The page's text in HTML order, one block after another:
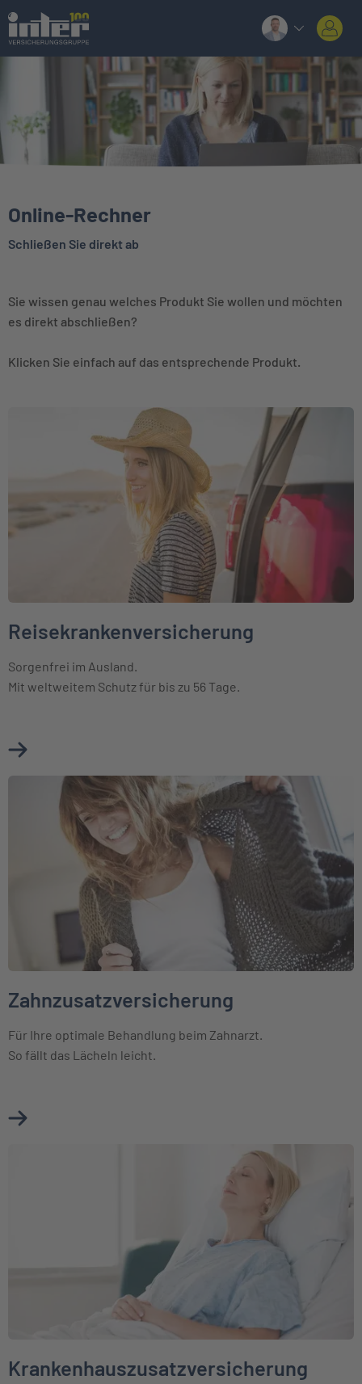
Online-Rechner
Schließen Sie direkt ab
Sie wissen genau welches Produkt Sie wollen und möchten
es direkt abschließen?
Klicken Sie einfach auf das entsprechende Produkt.
Weiter zu Reisekrankenversicherung
Reisekrankenversicherung
Sorgenfrei im Ausland.
Mit weltweitem Schutz für bis zu 56 Tage.
Mehr über Reisekrankenversicherung erfahren
Weiter zu Zahnzusatzversicherung
Zahnzusatzversicherung
Für Ihre optimale Behandlung beim Zahnarzt.
So fällt das Lächeln leicht.
Mehr über Zahnzusatzversicherung erfahren
Weiter zu Krankenhauszusatzversicherung
Krankenhauszusatzversicherung